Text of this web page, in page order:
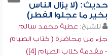
حديث: (لا يزال الناس
بخير ما عجلوا الفطر)
للشيخ: عطية محمد سالم
جزء من محاضرة ( كتاب الصيام
- مقدمة كتاب الصيام [4])